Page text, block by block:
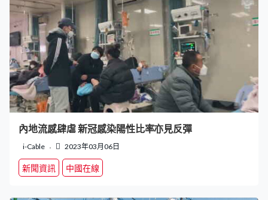
內地流感肆虐 新冠感染陽性比率亦見反彈
i-Cable 2023年03月06日
新聞資訊 中國在線